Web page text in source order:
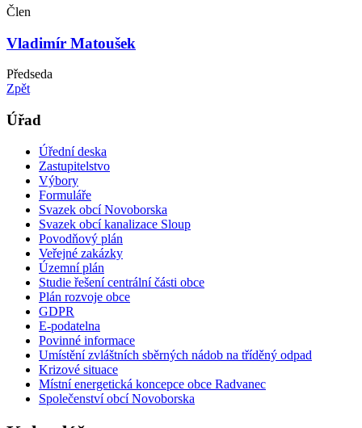
Člen
Vladimír Matoušek
Předseda
Zpět
Úřad
Úřední deska
Zastupitelstvo
Výbory
Formuláře
Svazek obcí Novoborska
Svazek obcí kanalizace Sloup
Povodňový plán
Veřejné zakázky
Územní plán
Studie řešení centrální části obce
Plán rozvoje obce
GDPR
E-podatelna
Povinné informace
Umístění zvláštních sběrných nádob na tříděný odpad
Krizové situace
Místní energetická koncepce obce Radvanec
Společenství obcí Novoborska